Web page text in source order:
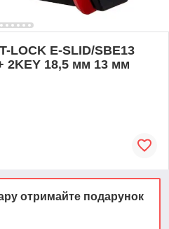
LOCK E-SLID/SBE13
2KEY 18,5 мм 13 мм
отримайте подарунок